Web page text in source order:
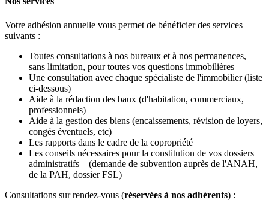
Votre adhésion annuelle vous permet de bénéficier des services
suivants :
Toutes consultations à nos bureaux et à nos permanences,
sans limitation, pour toutes vos questions immobilières
Une consultation avec chaque spécialiste de l'immobilier (liste
ci-dessous)
Aide à la rédaction des baux (d'habitation, commerciaux,
professionnels)
Aide à la gestion des biens (encaissements, révision de loyers,
congés éventuels, etc)
Les rapports dans le cadre de la copropriété
Les conseils nécessaires pour la constitution de vos dossiers
administratifs (demande de subvention auprès de l'ANAH,
de la PAH, dossier FSL)
Consultations sur rendez-vous (réservées à nos adhérents) :